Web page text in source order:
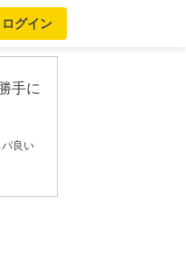
ログイン
手に
パ良い